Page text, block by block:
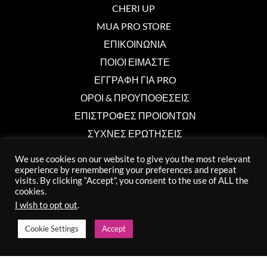
CHERI UP
MUA PRO STORE
ΕΠΙΚΟΙΝΩΝΙΑ
ΠΟΙΟΙ ΕΙΜΑΣΤΕ
ΕΓΓΡΑΦΗ ΓΙΑ PRO
ΟΡΟΙ & ΠΡΟΥΠΟΘΕΣΕΙΣ
ΕΠΙΣΤΡΟΦΕΣ ΠΡΟΙΟΝΤΩΝ
ΣΥΧΝΕΣ ΕΡΩΤΗΣΕΙΣ
Επικοινωνία
96 000 750
We use cookies on our website to give you the most relevant
experience by remembering your preferences and repeat
visits. By clicking “Accept”, you consent to the use of ALL the
cookies.
I wish to opt out.
Cookie Settings Accept